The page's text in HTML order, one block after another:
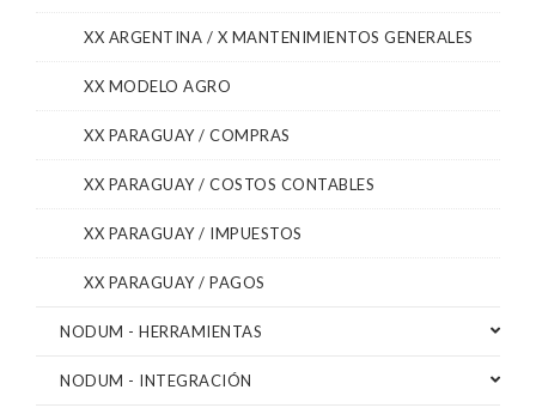
XX ARGENTINA / X MANTENIMIENTOS GENERALES
XX MODELO AGRO
XX PARAGUAY / COMPRAS
XX PARAGUAY / COSTOS CONTABLES
XX PARAGUAY / IMPUESTOS
XX PARAGUAY / PAGOS
NODUM - HERRAMIENTAS
NODUM - INTEGRACIÓN